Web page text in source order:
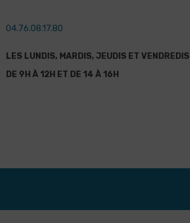
04.76.08.17.80
LES LUNDIS, MARDIS, JEUDIS ET VENDREDIS
DE 9H À 12H ET DE 14 À 16H